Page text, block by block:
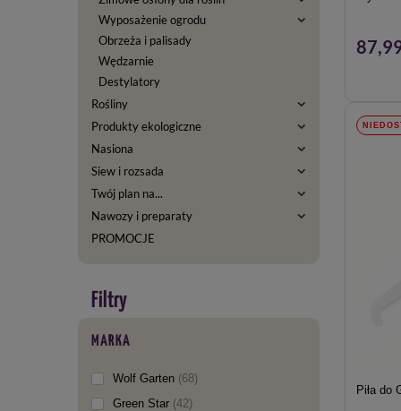
Wyposażenie ogrodu
Obrzeża i palisady
Wędzarnie
Destylatory
Rośliny
Produkty ekologiczne
Nasiona
Siew i rozsada
Twój plan na...
Nawozy i preparaty
PROMOCJE
MARKA
Wolf Garten 68
Green Star 42
Piła do